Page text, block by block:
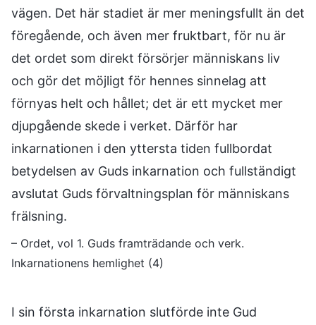
vägen. Det här stadiet är mer meningsfullt än det
föregående, och även mer fruktbart, för nu är
det ordet som direkt försörjer människans liv
och gör det möjligt för hennes sinnelag att
förnyas helt och hållet; det är ett mycket mer
djupgående skede i verket. Därför har
inkarnationen i den yttersta tiden fullbordat
betydelsen av Guds inkarnation och fullständigt
avslutat Guds förvaltningsplan för människans
frälsning.
– Ordet, vol 1. Guds framträdande och verk.
Inkarnationens hemlighet (4)
I sin första inkarnation slutförde inte Gud